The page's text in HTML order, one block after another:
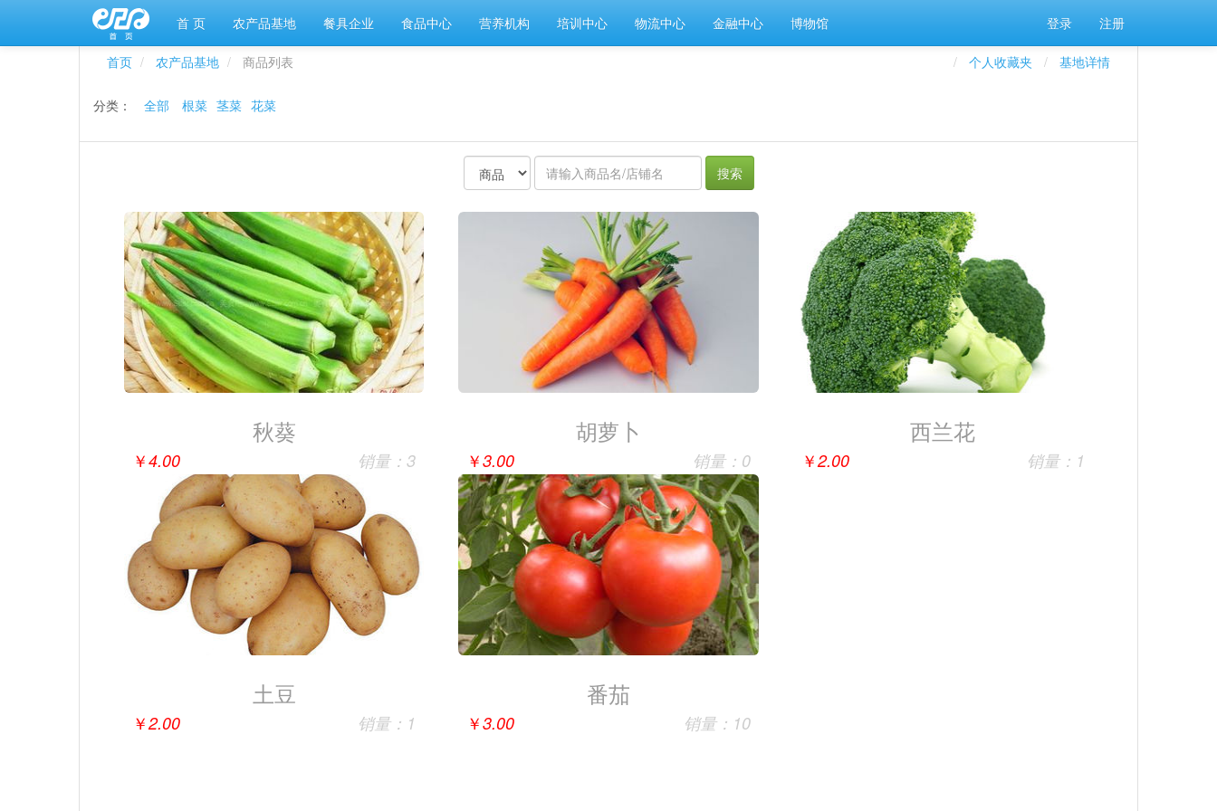
首 页 农产品基地 餐具企业 食品中心 营养机构 培训中心 物流中心 金融中心 博物馆 登录 注册
首页 农产品基地 商品列表 基地详情
个人收藏夹
分类： 全部 根菜 茎菜 花菜
搜索
秋葵
￥4.00 销量：3
胡萝卜
￥3.00 销量：0
西兰花
￥2.00 销量：1
土豆
￥2.00 销量：1
番茄
￥3.00 销量：10